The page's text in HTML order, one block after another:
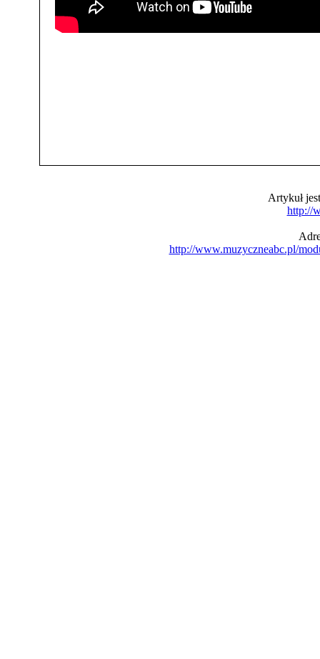
Artykuł
http://
http://www.muzyczneabc.pl/